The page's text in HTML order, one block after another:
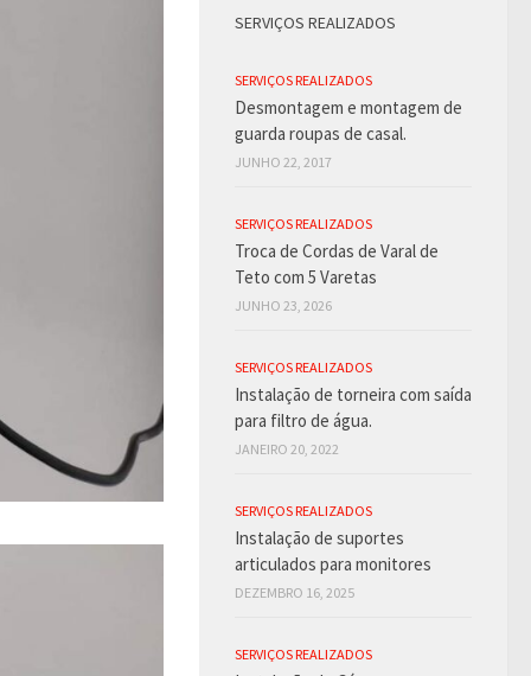
SERVIÇOS REALIZADOS
SERVIÇOS REALIZADOS
Desmontagem e montagem de
guarda roupas de casal.
JUNHO 22, 2017
SERVIÇOS REALIZADOS
Troca de Cordas de Varal de
Teto com 5 Varetas
JUNHO 23, 2026
SERVIÇOS REALIZADOS
Instalação de torneira com saída
para filtro de água.
JANEIRO 20, 2022
SERVIÇOS REALIZADOS
Instalação de suportes
articulados para monitores
DEZEMBRO 16, 2025
SERVIÇOS REALIZADOS